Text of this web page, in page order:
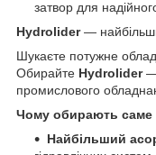
затвор для
Hydrolider—
Шукаєте потужне
Обирайте Hydrolider—
промислового
Чому обирають саме
Найбільший